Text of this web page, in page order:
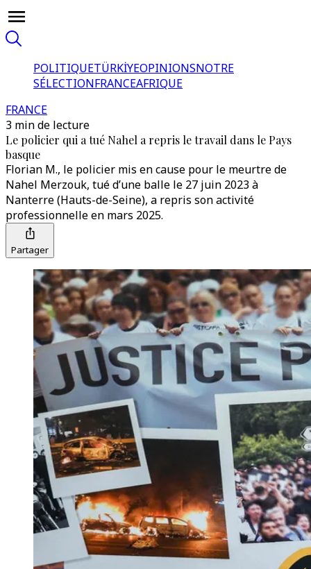
POLITIQUETÜRKİYEOPINIONSNOTRE
SÉLECTIONFRANCEAFRIQUE
FRANCE
3 min de lecture
Le policier qui a tué Nahel a repris le travail dans le Pays
basque
Florian M., le policier mis en cause pour le meurtre de
Nahel Merzouk, tué d’une balle le 27 juin 2023 à
Nanterre (Hauts-de-Seine), a repris son activité
professionnelle en mars 2025.
Partager